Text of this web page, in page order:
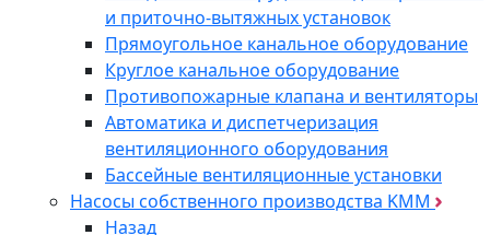
и приточно-вытяжных установок
Прямоугольное канальное оборудование
Круглое канальное оборудование
Противопожарные клапана и вентиляторы
Автоматика и диспетчеризация
вентиляционного оборудования
Бассейные вентиляционные установки
Насосы собственного производства KMM
Назад